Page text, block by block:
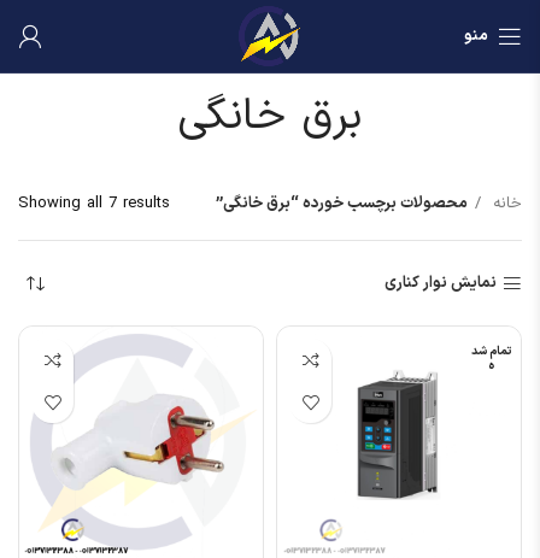
منو
برق خانگی
خانه محصولات برچسب خورده “برق خانگی” Showing all 7 results
نمایش نوار کناری
تمام شد
ه